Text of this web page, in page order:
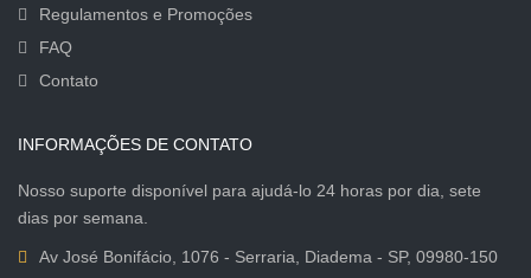
Regulamentos e Promoções
FAQ
Contato
INFORMAÇÕES DE CONTATO
Nosso suporte disponível para ajudá-lo 24 horas por dia, sete
dias por semana.
Av José Bonifácio, 1076 - Serraria, Diadema - SP, 09980-150